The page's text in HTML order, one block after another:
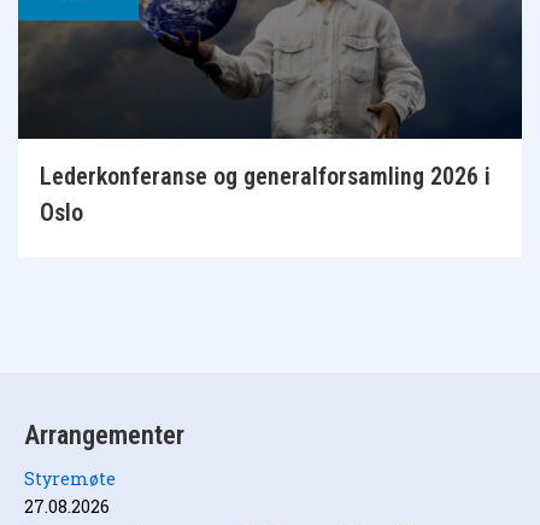
Lederkonferanse og generalforsamling 2026 i
Oslo
Arrangementer
Styremøte
27.08.2026